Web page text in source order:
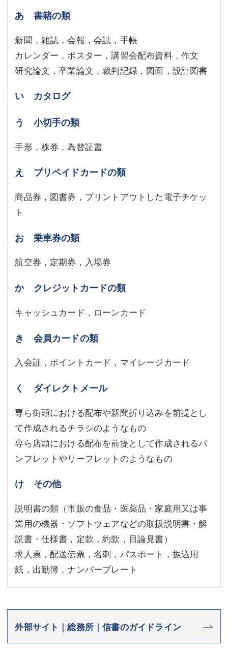
あ 書籍の類
新聞，雑誌，会報，会誌，手帳
カレンダー，ポスター，講習会配布資料，作文
研究論文，卒業論文，裁判記録，図面，設計図書
い カタログ
う 小切手の類
手形，株券，為替証書
え プリペイドカードの類
商品券，図書券，プリントアウトした電子チケッ
ト
お 乗車券の類
航空券，定期券，入場券
か クレジットカードの類
キャッシュカード，ローンカード
き 会員カードの類
入会証，ポイントカード，マイレージカード
く ダイレクトメール
専ら街頭における配布や新聞折り込みを前提とし
て作成されるチラシのようなもの
専ら店頭における配布を前提として作成されるパ
ンフレットやリーフレットのようなもの
け その他
説明書の類（市販の食品・医薬品・家庭用又は事
業用の機器・ソフトウェアなどの取扱説明書・解
説書・仕様書，定款，約款，目論見書）
求人票，配送伝票，名刺，パスポート，振込用
紙，出勤簿，ナンバープレート
外部サイト｜総務所｜信書のガイドライン